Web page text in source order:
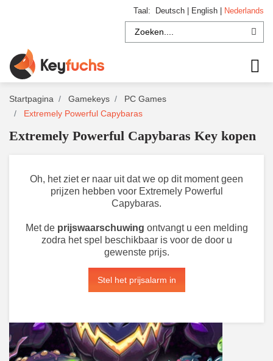
Taal: Deutsch English Nederlands
Startpagina Gamekeys
PC Games
Extremely Powerful Capybaras
Extremely Powerful Capybaras Key kopen
Oh, het ziet er naar uit dat we op dit moment geen
prijzen hebben voor Extremely Powerful
Capybaras.
Met de prijswaarschuwing ontvangt u een melding
zodra het spel beschikbaar is voor de door u
gewenste prijs.
Stel het prijsalarm in